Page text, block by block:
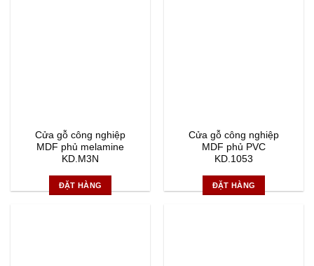
Cửa gỗ công nghiệp
MDF phủ melamine
KD.M3N
ĐẶT HÀNG
Cửa gỗ công nghiệp
MDF phủ PVC
KD.1053
ĐẶT HÀNG